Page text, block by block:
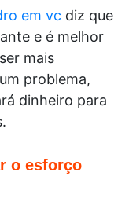
em vc diz que
e é melhor
mais
problema,
dinheiro para
o esforço